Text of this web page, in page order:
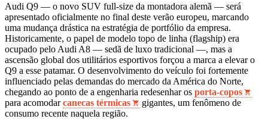
Audi Q9 — o novo SUV full-size da montadora alemã — será
apresentado oficialmente no final deste verão europeu, marcando
uma mudança drástica na estratégia de portfólio da empresa.
Historicamente, o papel de modelo topo de linha (flagship) era
ocupado pelo Audi A8 — sedã de luxo tradicional —, mas a
ascensão global dos utilitários esportivos forçou a marca a elevar o
Q9 a esse patamar. O desenvolvimento do veículo foi fortemente
influenciado pelas demandas do mercado da América do Norte,
chegando ao ponto de a engenharia redesenhar os porta-copos
para acomodarcanecas térmicas
gigantes, um fenômeno de
consumo recente naquela região.